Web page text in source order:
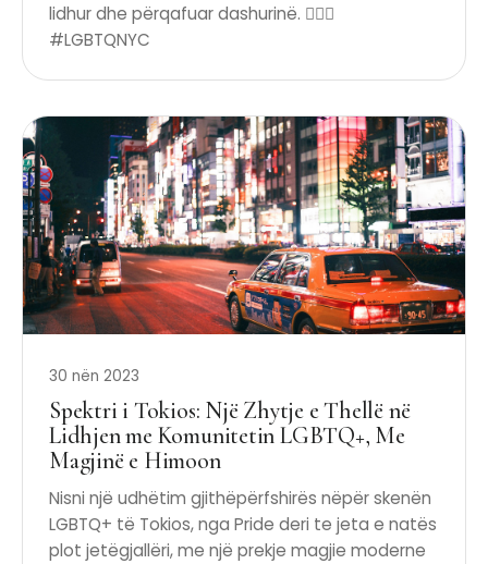
lidhur dhe përqafuar dashurinë. 🏳️‍🌈✨
#LGBTQNYC
30 nën 2023
Spektri i Tokios: Një Zhytje e Thellë në
Lidhjen me Komunitetin LGBTQ+, Me
Magjinë e Himoon
Nisni një udhëtim gjithëpërfshirës nëpër skenën
LGBTQ+ të Tokios, nga Pride deri te jeta e natës
plot jetëgjallëri, me një prekje magjie moderne